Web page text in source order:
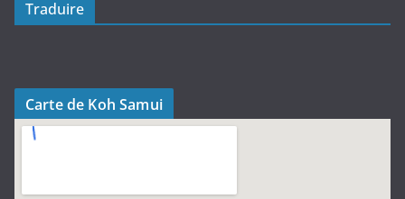
Traduire
Carte de Koh Samui